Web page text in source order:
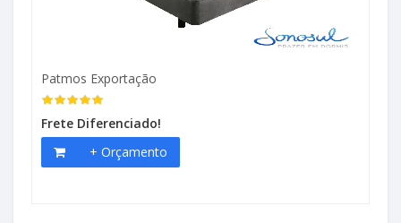
Patmos Exportação
Frete Diferenciado!
+ Orçamento